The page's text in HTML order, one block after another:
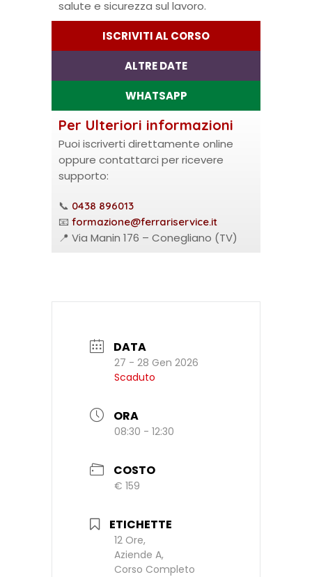
salute e sicurezza sul lavoro.
ISCRIVITI AL CORSO
ALTRE DATE
WHATSAPP
Per Ulteriori informazioni
Puoi iscriverti direttamente online
oppure contattarci per ricevere
supporto:
📞 0438 896013
📧 formazione@ferrariservice.it
📍 Via Manin 176 – Conegliano (TV)
DATA
27 - 28 Gen 2026
Scaduto
ORA
08:30 - 12:30
COSTO
€ 159
ETICHETTE
12 Ore,
Aziende A,
Corso Completo